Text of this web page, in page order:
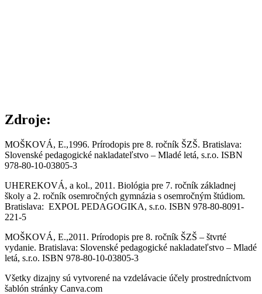
Zdroje:
MOŠKOVÁ, E.,1996. Prírodopis pre 8. ročník ŠZŠ. Bratislava:
Slovenské pedagogické nakladateľstvo – Mladé letá, s.r.o. ISBN
978-80-10-03805-3
UHEREKOVÁ, a kol., 2011. Biológia pre 7. ročník základnej
školy a 2. ročník osemročných gymnázia s osemročným štúdiom.
Bratislava: EXPOL PEDAGOGIKA, s.r.o. ISBN 978-80-8091-
221-5
MOŠKOVÁ, E.,2011. Prírodopis pre 8. ročník ŠZŠ – štvrté
vydanie. Bratislava: Slovenské pedagogické nakladateľstvo – Mladé
letá, s.r.o. ISBN 978-80-10-03805-3
Všetky dizajny sú vytvorené na vzdelávacie účely prostredníctvom
šablón stránky Canva.com